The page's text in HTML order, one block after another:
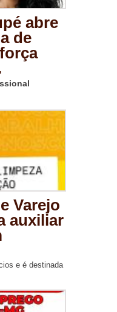
abre
de
Varejo
auxiliar
e é destinada